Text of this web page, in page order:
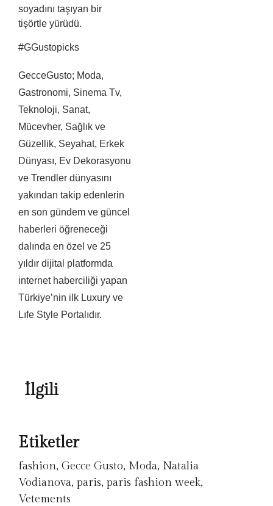
soyadını taşıyan bir
tişörtle yürüdü.
#GGustopicks
GecceGusto; Moda,
Gastronomi, Sinema Tv,
Teknoloji, Sanat,
Mücevher, Sağlık ve
Güzellik, Seyahat, Erkek
Dünyası, Ev Dekorasyonu
ve Trendler dünyasını
yakından takip edenlerin
en son gündem ve güncel
haberleri öğreneceği
dalında en özel ve 25
yıldır dijital platformda
internet haberciliği yapan
Türkiye’nin ilk Luxury ve
Lıfe Style Portalıdır.
İlgili
Etiketler
fashion, Gecce Gusto, Moda, Natalia
Vodianova, paris, paris fashion week,
Vetements